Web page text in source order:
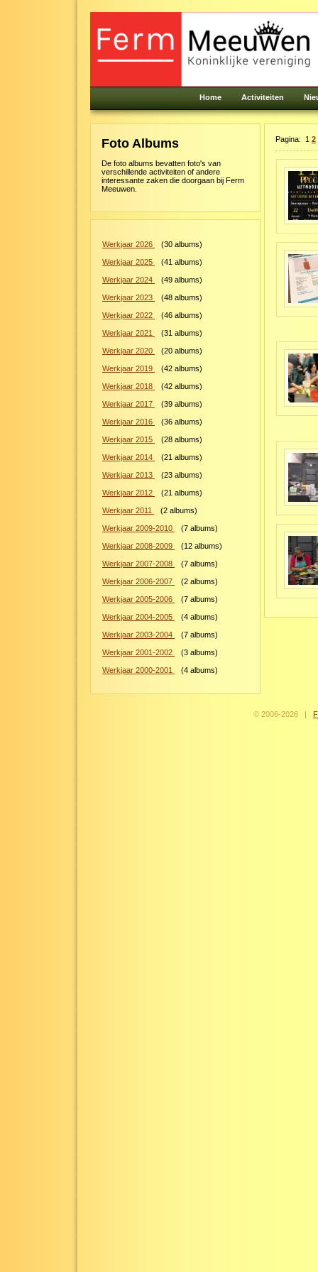
Home Activiteiten
Foto Albums
De foto albums bevatten foto's van
verschillende activiteiten of andere
interessante zaken die doorgaan bij Ferm
Meeuwen.
Werkjaar 2026 (30 albums)
Werkjaar 2025 (41 albums)
Werkjaar 2024 (49 albums)
Werkjaar 2023 (48 albums)
Werkjaar 2022 (46 albums)
Werkjaar 2021 (31 albums)
Werkjaar 2020 (20 albums)
Werkjaar 2019 (42 albums)
Werkjaar 2018 (42 albums)
Werkjaar 2017 (39 albums)
Werkjaar 2016 (36 albums)
Werkjaar 2015 (28 albums)
Werkjaar 2014 (21 albums)
Werkjaar 2013 (23 albums)
Werkjaar 2012 (21 albums)
Werkjaar 2011 (2 albums)
Werkjaar 2009-2010 (7 albums)
Werkjaar 2008-2009 (12 albums)
Werkjaar 2007-2008 (7 albums)
Werkjaar 2006-2007 (2 albums)
Werkjaar 2005-2006 (7 albums)
Werkjaar 2004-2005 (4 albums)
Werkjaar 2003-2004 (7 albums)
Werkjaar 2001-2002 (3 albums)
Werkjaar 2000-2001 (4 albums)
Pagina: 1 2
© 2006-2026 |